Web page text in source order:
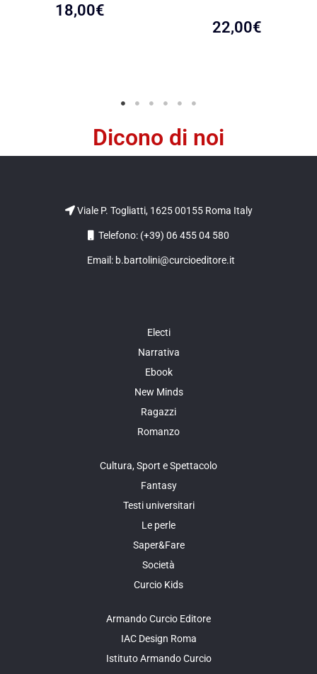
18,00€
22,00€
Dicono di noi
Viale P. Togliatti, 1625 00155 Roma Italy
Telefono: (+39) 06 455 04 580
Email: b.bartolini@curcioeditore.it
Electi
Narrativa
Ebook
New Minds
Ragazzi
Romanzo
Cultura, Sport e Spettacolo
Fantasy
Testi universitari
Le perle
Saper&Fare
Società
Curcio Kids
Armando Curcio Editore
IAC Design Roma
Istituto Armando Curcio